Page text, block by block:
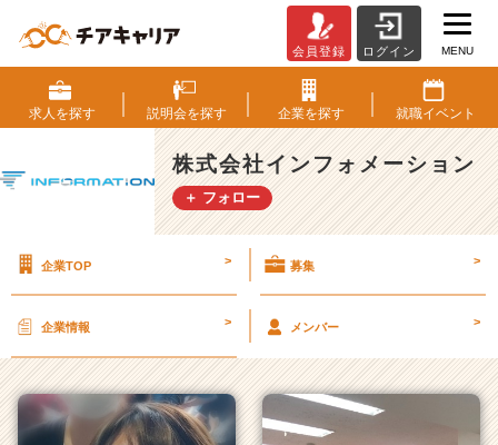
式
会
社
イ
ン
フ
シ
の
タ
イ
ム
会員登録 ログイン MENU
求人を探す 説明会を探す 企業を探す 就職イベント
株式会社インフォメーション
＋ フォロー
企業TOP > 募集 >
企業情報 > メンバー >